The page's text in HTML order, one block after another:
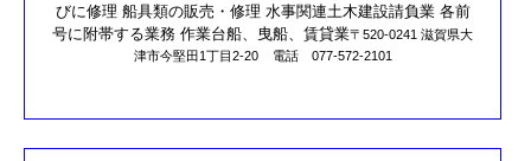
R元/10/25クラブハウスのリニューアルが完了しました。
R元/8/25果情報更新しました
びに修理 船具類の販売・修理 水事関連土木建設請負業 各前
号に附帯する業務 作業台船、曳船、賃貸業〒520-0241 滋賀県大
津市今堅田1丁目2-20
電話 077-572-2101